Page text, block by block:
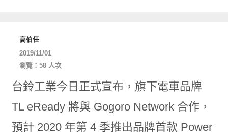
高伯任
2019/11/01
瀏覽：58 人次
台鈴工業今日正式宣布，旗下電車品牌
TL eReady 將與 Gogoro Network 合作，
預計 2020 年第 4 季推出品牌首款 Power